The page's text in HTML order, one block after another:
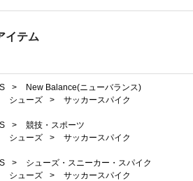
イテム
>
New Balance(ニューバランス)
シューズ >
サッカースパイク
>
競技・スポーツ
シューズ >
サッカースパイク
>
シューズ・スニーカー・スパイク
シューズ >
サッカースパイク